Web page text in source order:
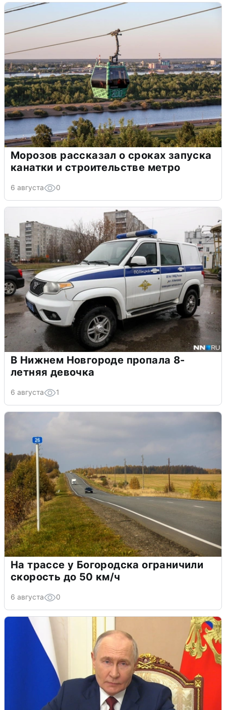
Морозов рассказал о сроках запуска
канатки и строительстве метро
6 августа 0
В Нижнем Новгороде пропала 8-
летняя девочка
6 августа 1
На трассе у Богородска ограничили
скорость до 50 км/ч
6 августа 0